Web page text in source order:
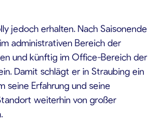
jedoch erhalten. Nach Saisonende
administrativen Bereich der
und künftig im Office-Bereich der
Damit schlägt er in Straubing ein
seine Erfahrung und seine
weiterhin von großer